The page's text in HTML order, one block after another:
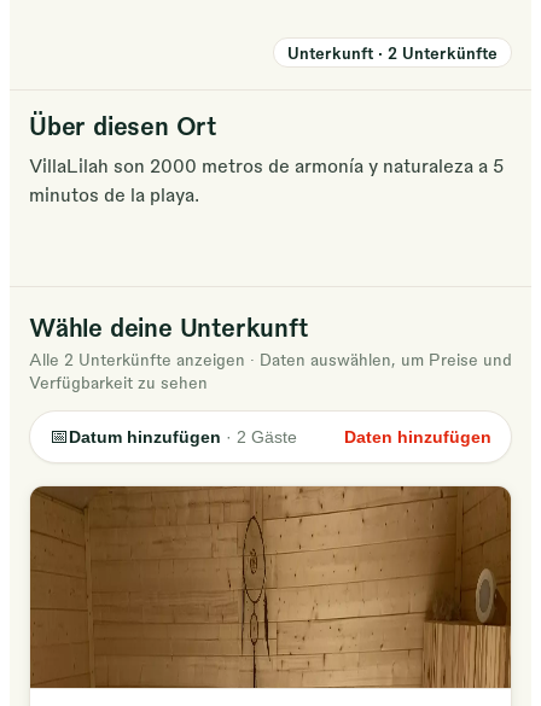
Unterkunft · 2 Unterkünfte
Über diesen Ort
VillaLilah son 2000 metros de armonía y naturaleza a 5
minutos de la playa.
Wähle deine Unterkunft
Alle 2 Unterkünfte anzeigen · Daten auswählen, um Preise und
Verfügbarkeit zu sehen
📅Datum hinzufügen · 2 Gäste Daten hinzufügen